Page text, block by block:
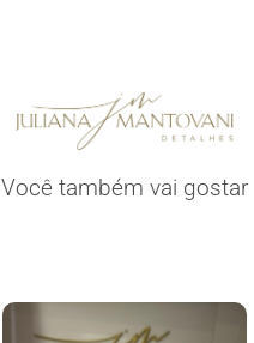
Você também vai gostar